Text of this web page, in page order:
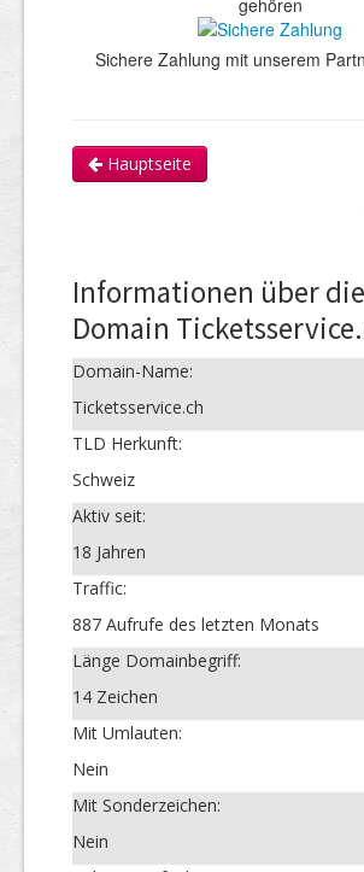
Sichere Zahlung mit unserem
Hauptseite
Informationen über die
Domain
Domain-Name:
Ticketsservice.ch
TLD Herkunft:
Schweiz
Aktiv seit:
18 Jahren
Traffic:
887 Aufrufe des letzten Monats
Länge Domainbegriff:
14 Zeichen
Mit Umlauten:
Nein
Mit Sonderzeichen:
Nein